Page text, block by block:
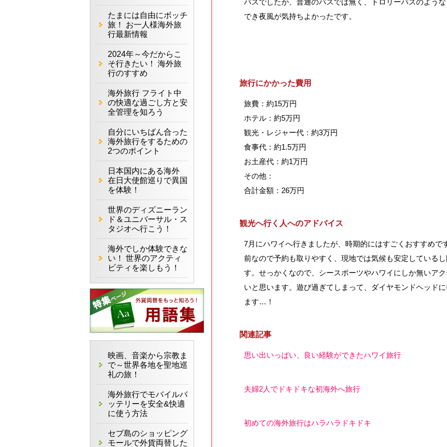
でき夜風が気持ちよかったです。
旅行にかかった費用
旅費：約15万円
ホテル：約5万円
観光・レジャー代：約3万円
食事代：約1.5万円
お土産代：約1万円
その他：
合計金額：26万円
観光へ行く人へのアドバイス
7月にハワイへ行きましたが、時期的にはすごくおすすめで
前なので予約も取りやすく、現地では気候も安定している
す。せっかくなので、シースポーツやハワイにしか無いア
いと思います。遊び過ぎてしまって、ダイヤモンドヘッド
ます…！
関連記事
思い出いっぱい、良い経験ができたハワイ旅行
夫婦2人でドキドキな初海外へ旅行
初めての海外旅行はハラハラドキドキ
たまには自由にボッチ
旅！ お一人様海外旅
行最新情報
2024年～今だからこ
そ行きたい！ 海外旅
行のすすめ
海外旅行 フライト中
の快適な過ごし方と安
全管理を知ろう
自分にいちばん合った
海外旅行をするための
2つのポイント
日本国内にある海外
在日大使館巡りで異国
を体験！
世界のディズニーラン
ド＆ユニバーサル・ス
タジオへ行こう！
海外でしか体験できな
い！ 世界のアクティ
ビティを楽しもう！
映画、音楽から宗教ま
で～世界各地を聖地巡
礼の旅！
海外旅行でモバイルバ
ッテリーを安全&快適
に使う方法
セブ島のショッピング
モールで外貨両替した